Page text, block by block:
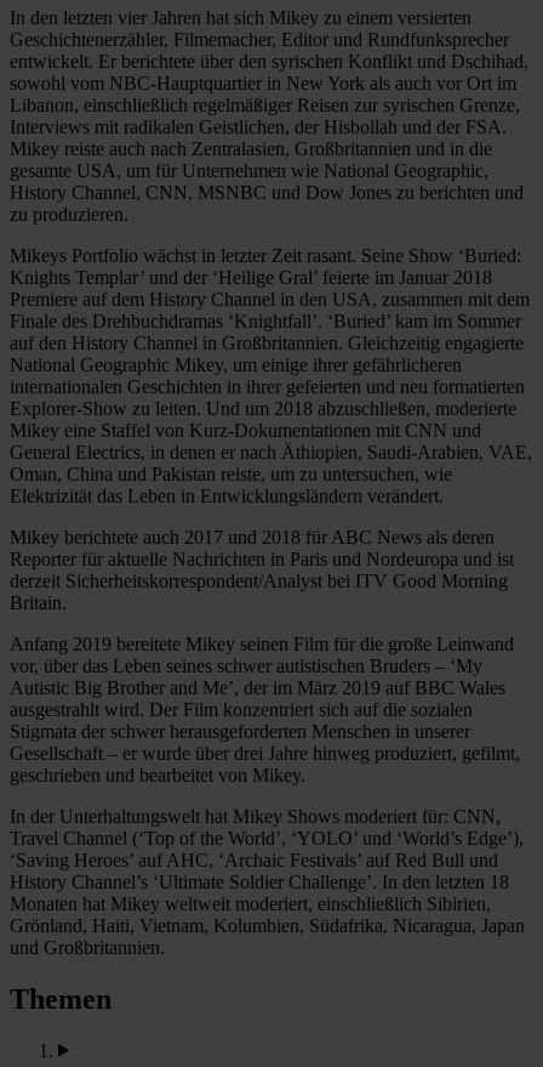
In den letzten vier Jahren hat sich Mikey zu einem versierten
Geschichtenerzähler, Filmemacher, Editor und Rundfunksprecher
entwickelt. Er berichtete über den syrischen Konflikt und Dschihad,
sowohl vom NBC-Hauptquartier in New York als auch vor Ort im
Libanon, einschließlich regelmäßiger Reisen zur syrischen Grenze,
Interviews mit radikalen Geistlichen, der Hisbollah und der FSA.
Mikey reiste auch nach Zentralasien, Großbritannien und in die
gesamte USA, um für Unternehmen wie National Geographic,
History Channel, CNN, MSNBC und Dow Jones zu berichten und
zu produzieren.
Mikeys Portfolio wächst in letzter Zeit rasant. Seine Show ‘Buried:
Knights Templar’ und der ‘Heilige Gral’ feierte im Januar 2018
Premiere auf dem History Channel in den USA, zusammen mit dem
Finale des Drehbuchdramas ‘Knightfall’. ‘Buried’ kam im Sommer
auf den History Channel in Großbritannien. Gleichzeitig engagierte
National Geographic Mikey, um einige ihrer gefährlicheren
internationalen Geschichten in ihrer gefeierten und neu formatierten
Explorer-Show zu leiten. Und um 2018 abzuschließen, moderierte
Mikey eine Staffel von Kurz-Dokumentationen mit CNN und
General Electrics, in denen er nach Äthiopien, Saudi-Arabien, VAE,
Oman, China und Pakistan reiste, um zu untersuchen, wie
Elektrizität das Leben in Entwicklungsländern verändert.
Mikey berichtete auch 2017 und 2018 für ABC News als deren
Reporter für aktuelle Nachrichten in Paris und Nordeuropa und ist
derzeit Sicherheitskorrespondent/Analyst bei ITV Good Morning
Britain.
Anfang 2019 bereitete Mikey seinen Film für die große Leinwand
vor, über das Leben seines schwer autistischen Bruders – ‘My
Autistic Big Brother and Me’, der im März 2019 auf BBC Wales
ausgestrahlt wird. Der Film konzentriert sich auf die sozialen
Stigmata der schwer herausgeforderten Menschen in unserer
Gesellschaft – er wurde über drei Jahre hinweg produziert, gefilmt,
geschrieben und bearbeitet von Mikey.
In der Unterhaltungswelt hat Mikey Shows moderiert für: CNN,
Travel Channel (‘Top of the World’, ‘YOLO’ und ‘World’s Edge’),
‘Saving Heroes’ auf AHC, ‘Archaic Festivals’ auf Red Bull und
History Channel’s ‘Ultimate Soldier Challenge’. In den letzten 18
Monaten hat Mikey weltweit moderiert, einschließlich Sibirien,
Grönland, Haiti, Vietnam, Kolumbien, Südafrika, Nicaragua, Japan
und Großbritannien.
Themen